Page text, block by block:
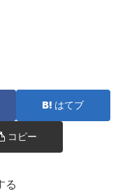
はてブ
コピー
る